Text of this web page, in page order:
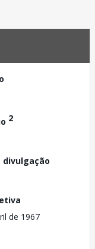
2
divulgação
de 1967